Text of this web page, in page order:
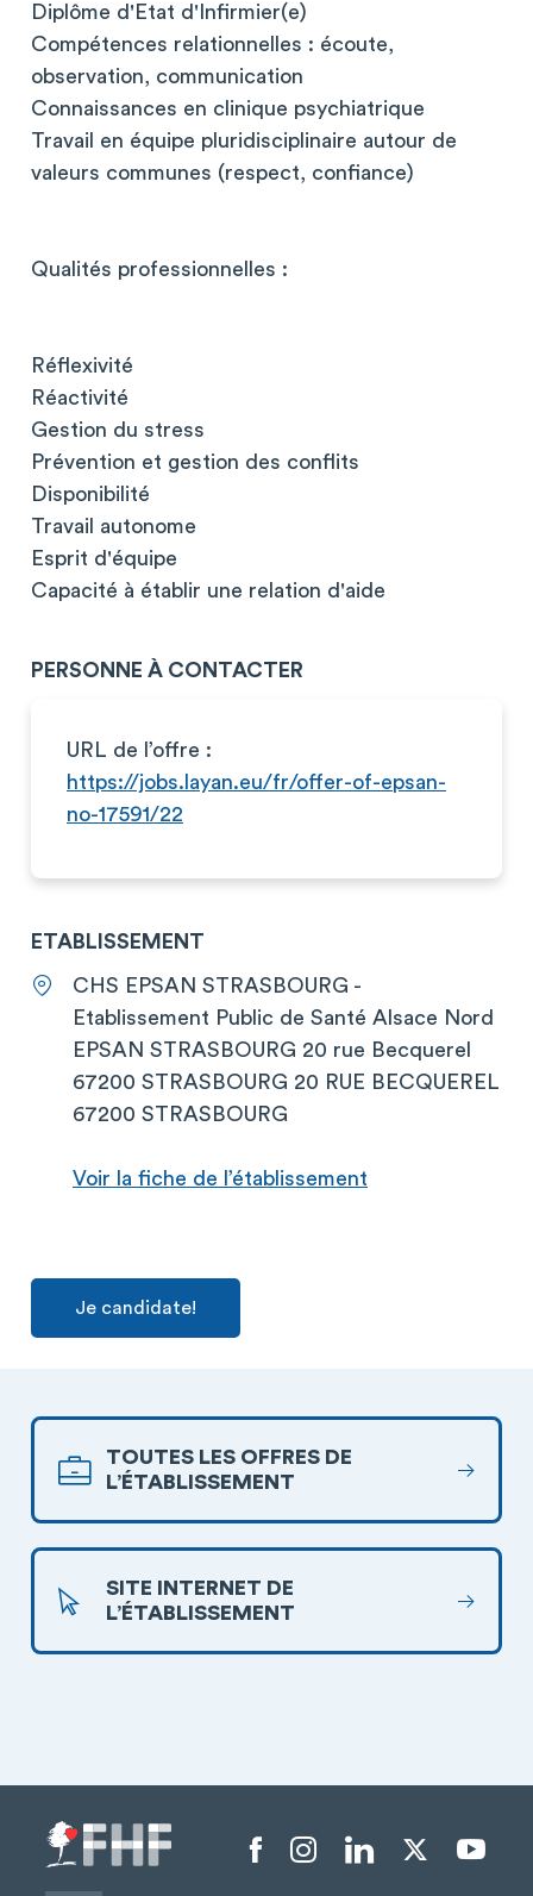
Diplôme d'Etat d'Infirmier(e)
Compétences relationnelles : écoute,
observation, communication
Connaissances en clinique psychiatrique
Travail en équipe pluridisciplinaire autour de
valeurs communes (respect, confiance)
Qualités professionnelles :
Réflexivité
Réactivité
Gestion du stress
Prévention et gestion des conflits
Disponibilité
Travail autonome
Esprit d'équipe
Capacité à établir une relation d'aide
PERSONNE À CONTACTER
URL de l’offre :
https://jobs.layan.eu/fr/offer-of-epsan-
no-17591/22
ETABLISSEMENT
CHS EPSAN STRASBOURG -
Etablissement Public de Santé Alsace Nord
EPSAN STRASBOURG 20 rue Becquerel
67200 STRASBOURG 20 RUE BECQUEREL
67200 STRASBOURG
Voir la fiche de l’établissement
Je candidate!
TOUTES LES OFFRES DE
L’ÉTABLISSEMENT
SITE INTERNET DE
L’ÉTABLISSEMENT
Menu liens sociaux